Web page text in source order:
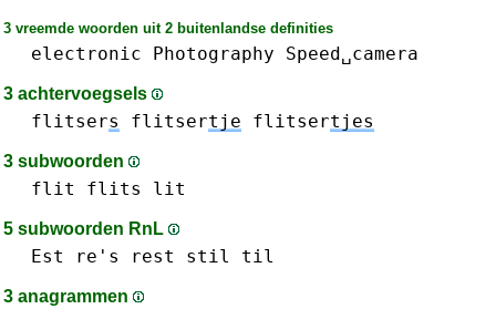
3 vreemde woorden uit 2 buitenlandse definities
electronic Photography Speed␣camera
3 achtervoegsels
flitsers flitsertje flitsertjes
3 subwoorden
flit flits lit
5 subwoorden RnL
Est re's rest stil til
3 anagrammen